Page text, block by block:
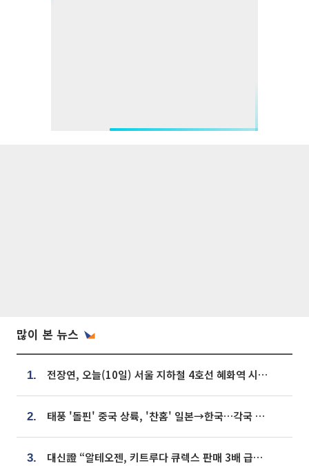
많이 본 뉴스
1. 전장연, 오늘(10일) 서울 지하철 4호선 혜화역 시위…1호선 용산역 무정차
2. 태풍 '돌핀' 중국 상륙, '찬홈' 일본→한국…각국 기상청 예상 경로는?
3. 대신證 “알테오젠, 키트루다 큐렉스 판매 3배 급증…목표가 41만원 상향”